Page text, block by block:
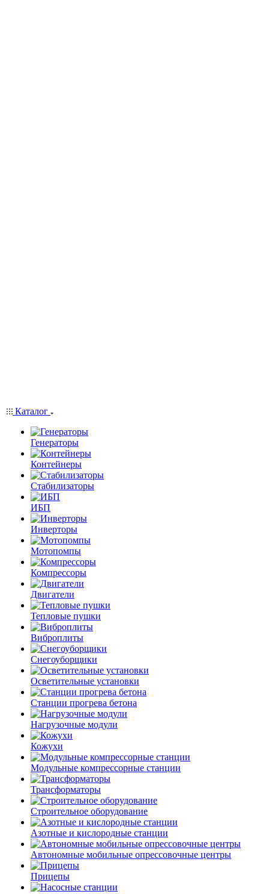
Каталог
Генераторы
Контейнеры
Стабилизаторы
ИБП
Инверторы
Мотопомпы
Компрессоры
Двигатели
Тепловые пушки
Виброплиты
Снегоуборщики
Осветительные установки
Станции прогрева бетона
Нагрузочные модули
Кожухи
Модульные компрессорные станции
Трансформаторы
Строительное оборудование
Азотные и кислородные станции
Автономные мобильные опрессовочные центры
Прицепы